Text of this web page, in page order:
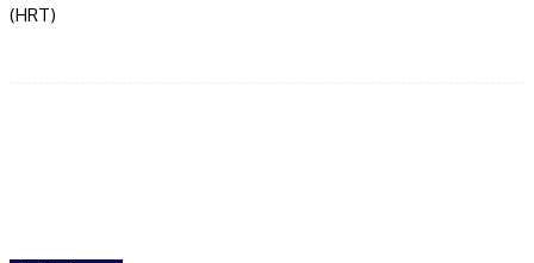
(HRT)